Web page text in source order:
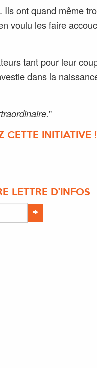
Ils ont quand même
voulu les faire
tant pour leur
dans la
"
CETTE INITIATIVE !
LETTRE D'INFOS